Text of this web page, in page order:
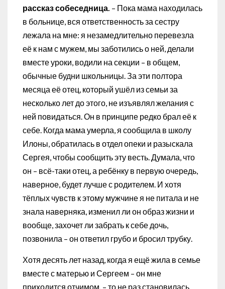
рассказ собеседница. – Пока мама находилась
в больнице, вся ответственность за сестру
лежала на мне: я незамедлительно перевезла
её к нам с мужем, мы заботились о ней, делали
вместе уроки, водили на секции – в общем,
обычные будни школьницы. За эти полтора
месяца её отец, который ушёл из семьи за
несколько лет до этого, не изъявлял желания с
ней повидаться. Он в принципе редко брал её к
себе. Когда мама умерла, я сообщила в школу
Илоны, обратилась в отдел опеки и разыскала
Сергея, чтобы сообщить эту весть. Думала, что
он – всё-таки отец, а ребёнку в первую очередь,
наверное, будет лучше с родителем. И хотя
тёплых чувств к этому мужчине я не питала и не
знала наверняка, изменил ли он образ жизни и
вообще, захочет ли забрать к себе дочь,
позвонила – он ответил грубо и бросил трубку.
Хотя десять лет назад, когда я ещё жила в семье
вместе с матерью и Сергеем – он мне
приходится отчимом, – то не раз становилась